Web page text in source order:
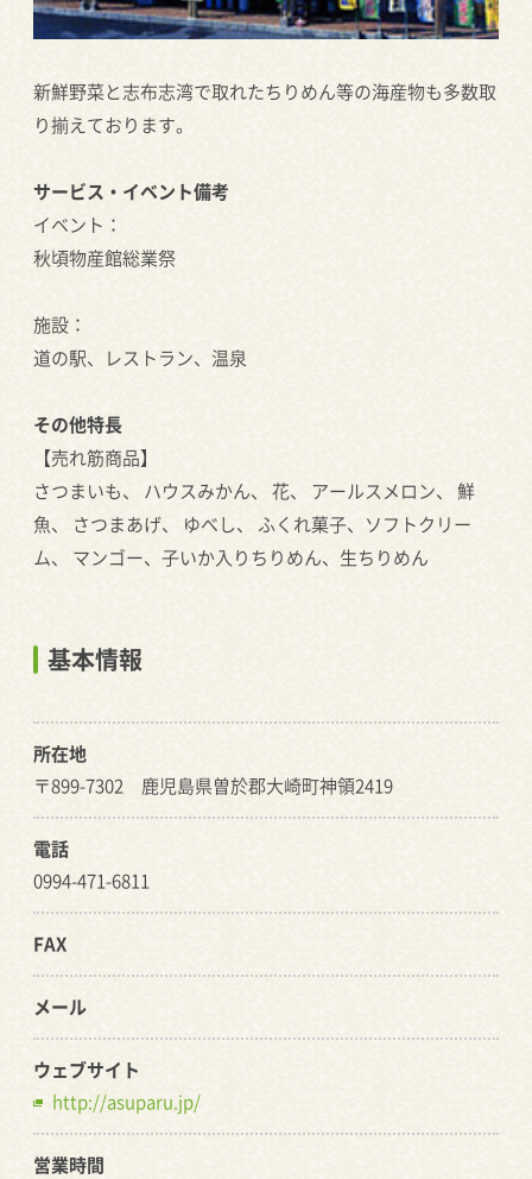
新鮮野菜と志布志湾で取れたちりめん等の海産物も多数取
り揃えております。
サービス・イベント備考
イベント：
秋頃物産館総業祭
施設：
道の駅、レストラン、温泉
その他特長
【売れ筋商品】
さつまいも、 ハウスみかん、 花、 アールスメロン、 鮮
魚、 さつまあげ、 ゆべし、 ふくれ菓子、ソフトクリー
ム、 マンゴー、子いか入りちりめん、生ちりめん
基本情報
所在地
〒899-7302 鹿児島県曽於郡大崎町神領2419
電話
0994-471-6811
FAX
メール
ウェブサイト
http://asuparu.jp/
営業時間